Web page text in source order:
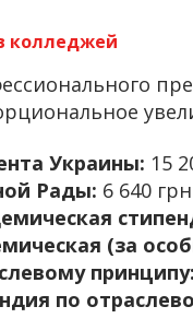
колледжей
Украины: 15
Рады: 6 640
(за
принципу:
по